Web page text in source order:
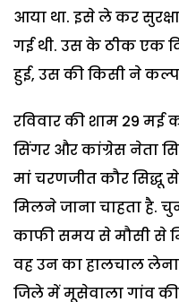
आया था. इसे ले कर सुरक्षा
गई थी. उस के ठीक एक
हुई, उस की किसी ने
रविवार की शाम 29 मई
सिंगर और कांग्रेस नेता
मां चरणजीत कौर सिद्धू
मिलने जाना चाहता है.
काफी समय से मौसी से
वह उन का हालचाल लेना
जिले में मूसेवाला गांव